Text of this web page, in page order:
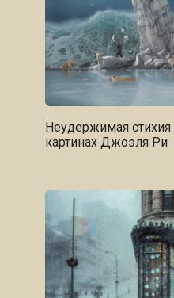
Неудержимая стихия
картинах Джоэля Ри